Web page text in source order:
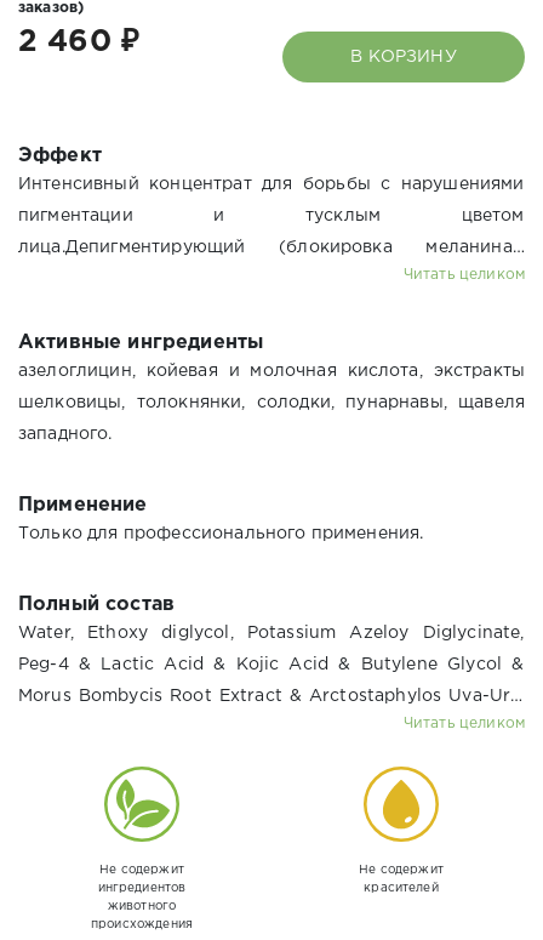
заказов)
2 460 ₽
В КОРЗИНУ
Эффект
Интенсивный концентрат для борьбы с нарушениями
пигментации и тусклым цветом
лица.Депигментирующий (блокировка меланина),
выравнивание тона, антиоксидантная защита,
Читать целиком
Активные ингредиенты
азелоглицин, койевая и молочная кислота, экстракты
шелковицы, толокнянки, солодки, пунарнавы, щавеля
западного.
Применение
Только для профессионального применения.
Полный состав
Water, Ethoxy diglycol, Potassium Azeloy Diglycinate,
Peg-4 & Lactic Acid & Kojic Acid & Butylene Glycol &
Morus Bombycis Root Extract & Arctostaphylos Uva-Ursi
Leaf Extract Glycyrrhiza Glabra (Licorice) Root Extract,
Rumex Occidentalis Extract, Sodium Hyaluronate, Sodium
Benzoate & Potassium Sorbate.
Читать целиком
Не содержит
ингредиентов
животного
происхождения
Не содержит
красителей